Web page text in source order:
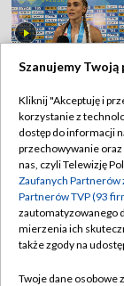
Szanujemy
Kliknij "Akceptuję i
korzystanie z
dostęp do informacji
przechowywanie
nas, czyli Telewizję
Zaufanych Partnerów
Partnerów TVP (93
zautomatyzowanego
mierzenia ich
także zgody na
Twoje dane osobowe